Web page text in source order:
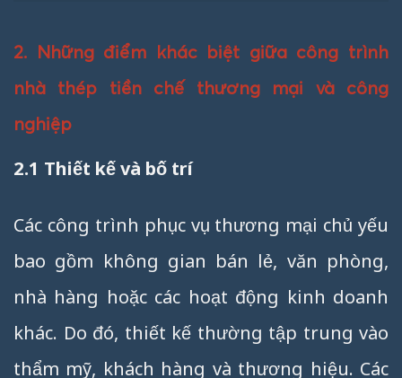
2. Những điểm khác biệt giữa công trình
nhà thép tiền chế thương mại và công
nghiệp
2.1 Thiết kế và bố trí
Các công trình phục vụ thương mại chủ yếu
bao gồm không gian bán lẻ, văn phòng,
nhà hàng hoặc các hoạt động kinh doanh
khác. Do đó, thiết kế thường tập trung vào
thẩm mỹ, khách hàng và thương hiệu. Các